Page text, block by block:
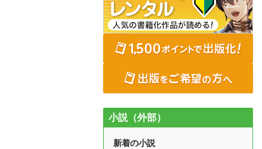
小説（外部）
新着の小説